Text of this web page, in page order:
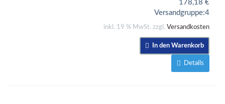
178,18 €
Versandgruppe:4
inkl. 19 % MwSt. zzgl. Versandkosten
In den Warenkorb
Details